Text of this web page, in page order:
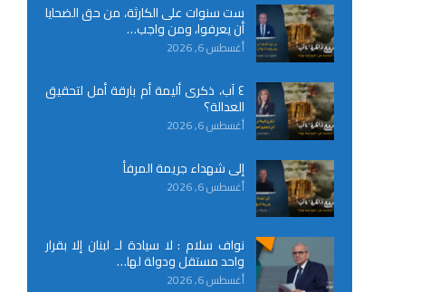
ست سنوات على الكارثة، من حق الضحايا
أن يعرفوا، ومن واجب…
أغسطس 6, 2026
٤ آب، ذكرى أليمة أم بارقة أمل لتحقيق
العدالة؟
أغسطس 6, 2026
إلى شهداء جريمة المرفأ
أغسطس 6, 2026
نواف سلام : لا سيادة لـ لبنان إلا بقرار
واحد مستقل ودولة لها…
أغسطس 6, 2026